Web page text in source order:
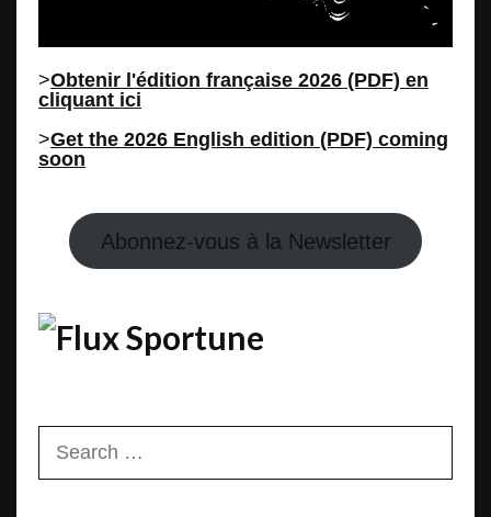
>Obtenir l'édition française 2026 (PDF) en
cliquant ici
>Get the 2026 English edition (PDF) coming
soon
Abonnez-vous à la Newsletter
Sportune
for: